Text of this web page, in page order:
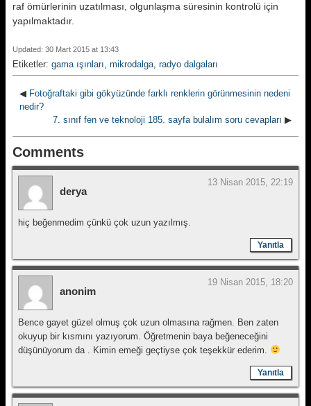
raf ömürlerinin uzatılması, olgunlaşma süresinin kontrolü için
yapılmaktadır.
Updated: 30 Mart 2015 at 13:43
Etiketler: gama ışınları, mikrodalga, radyo dalgaları
◀ Fotoğraftaki gibi gökyüzünde farklı renklerin görünmesinin nedeni
nedir?
7. sınıf fen ve teknoloji 185. sayfa bulalım soru cevapları ▶
Comments
derya
13 Nisan 2015, 22:19
hiç beğenmedim çünkü çok uzun yazılmış.
Yanıtla
anonim
19 Nisan 2015, 18:20
Bence gayet güzel olmuş çok uzun olmasına rağmen. Ben zaten
okuyup bir kısmını yazıyorum. Öğretmenin baya beğeneceğini
düşünüyorum da . Kimin emeği geçtiyse çok teşekkür ederim.
Yanıtla